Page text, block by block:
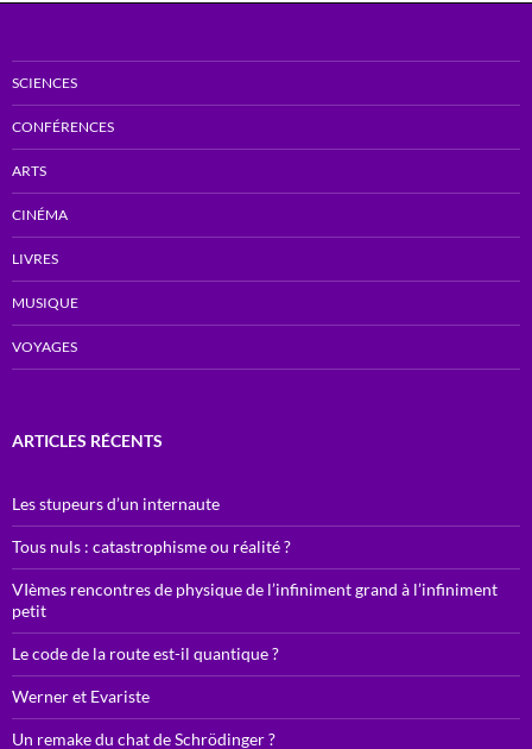
SCIENCES
CONFÉRENCES
ARTS
CINÉMA
LIVRES
MUSIQUE
VOYAGES
ARTICLES RÉCENTS
Les stupeurs d’un internaute
Tous nuls : catastrophisme ou réalité ?
VIèmes rencontres de physique de l’infiniment grand à l’infiniment
petit
Le code de la route est-il quantique ?
Werner et Evariste
Un remake du chat de Schrödinger ?